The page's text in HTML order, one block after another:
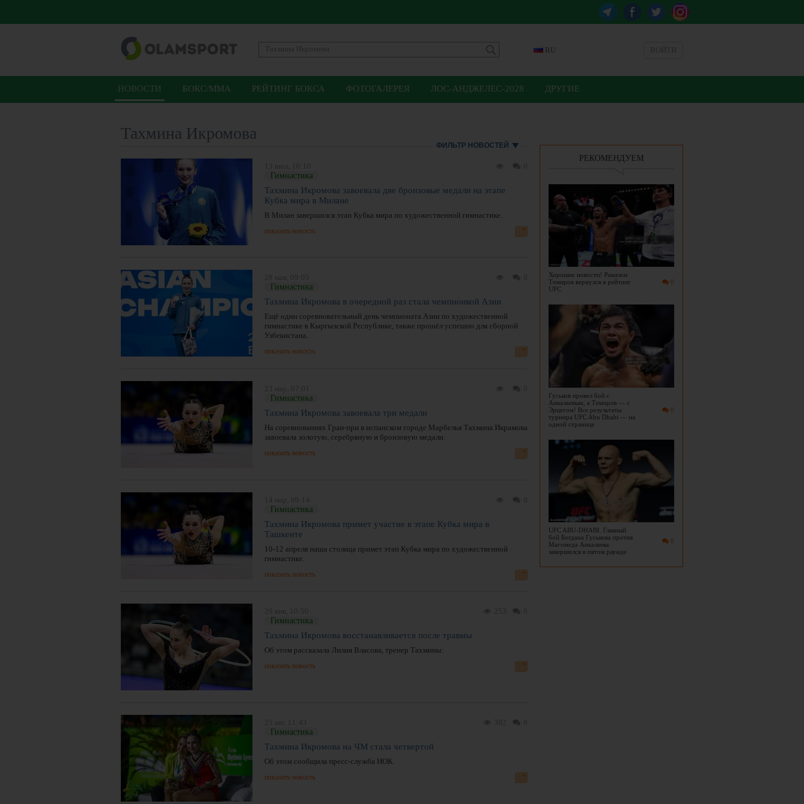
RU
НОВОСТИ БОКС/ММА РЕЙТИНГ БОКСА ФОТОГАЛЕРЕЯ ЛОС-АНДЖЕЛЕС-2028 ДРУГИЕ
РЕКОМЕНДУЕМ
0
Хорошие новости! Рамазон
Темиров вернулся в рейтинг
UFC
0
Гуськов провел бой с
Анкалаевым, а Темиров — с
Эрцегом! Все результаты
турнира UFC Abu Dhabi — на
одной странице
0
UFC ABU-DHABI. Главный
бой Богдана Гуськова против
Магомеда Анкалаева
завершился в пятом раунде
Тахмина Икромова
ФИЛЬТР НОВОСТЕЙ
Гимнастика
Тахмина Икромова завоевала две бронзовые медали на этапе
Кубка мира в Милане
В Милан завершился этап Кубка мира по художественной гимнастике.
показать новость
Гимнастика
Тахмина Икромова в очередной раз стала чемпионкой Азии
Ещё один соревновательный день чемпионата Азии по художественной
гимнастике в Кыргызской Республике, также прошёл успешно для сборной
Узбекистана.
показать новость
Гимнастика
Тахмина Икромова завоевала три медали
На соревнованиях Гран-при в испанском городе Марбелья Тахмина Икрамова
завоевала золотую, серебряную и бронзовую медали.
показать новость
Гимнастика
Тахмина Икромова примет участие в этапе Кубка мира в
Ташкенте
10-12 апреля наша столица примет этап Кубка мира по художественной
гимнастике.
показать новость
Гимнастика
Тахмина Икромова восстанавливается после травмы
Об этом рассказала Лилия Власова, тренер Тахмины:
показать новость
Гимнастика
Тахмина Икромова на ЧМ стала четвертой
Об этом сообщила пресс-служба НОК.
показать новость